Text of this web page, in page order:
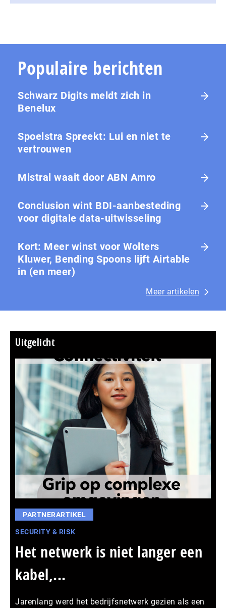
Populaire berichten
Schwarz Digits meldt zich in
Benelux
Spoelstra Spreekt: Lui en niet te
vertrouwen
Mistral waait door ABN Amro
Conclusion wint BDI-aanbesteding
voor digitale data-uitwisseling
Kort: Meer winst voor Wolters
Kluwer, Bending Spoons lijft Airtable
in (en meer)
Meer artikelen
Uitgelicht
PARTNERARTIKEL
SECURITY & RISK
Het netwerk is niet langer een
kabel,...
Jarenlang werd het bedrijfsnetwerk gezien als een